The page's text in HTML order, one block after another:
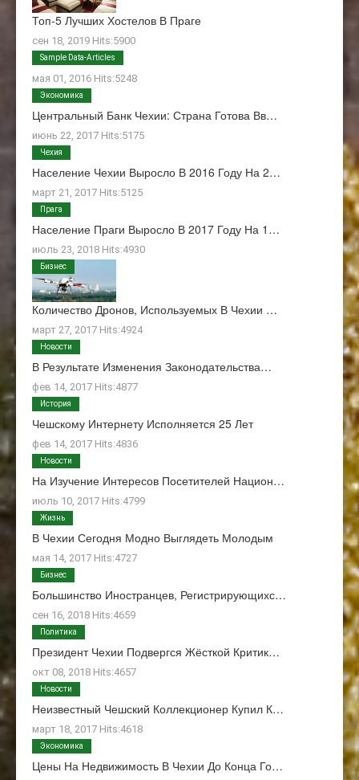
Топ-5 Лучших Хостелов В Праге
сен 18, 2019 Hits:5900
О Нас
мая 01, 2016 Hits:5248
Sample Data-Articles
Центральный Банк Чехии: Страна Готова Вв…
июнь 22, 2017 Hits:5175
Экономика
Население Чехии Выросло В 2016 Году На 2…
март 21, 2017 Hits:5125
Чехия
Население Праги Выросло В 2017 Году На 1…
июль 23, 2018 Hits:4930
Прага
Количество Дронов, Используемых В Чехии …
март 27, 2017 Hits:4924
Бизнес
В Результате Изменения Законодательства…
фев 14, 2017 Hits:4877
Новости
Чешскому Интернету Исполняется 25 Лет
фев 14, 2017 Hits:4836
История
На Изучение Интересов Посетителей Национ…
июль 10, 2017 Hits:4799
Новости
В Чехии Сегодня Модно Выглядеть Молодым
мая 14, 2017 Hits:4727
Жизнь
Большинство Иностранцев, Регистрирующихс…
сен 16, 2018 Hits:4659
Бизнес
Президент Чехии Подвергся Жёсткой Критик…
окт 08, 2018 Hits:4657
Политика
Неизвестный Чешский Коллекционер Купил К…
март 18, 2017 Hits:4618
Новости
Цены На Недвижимость В Чехии До Конца Го…
Экономика